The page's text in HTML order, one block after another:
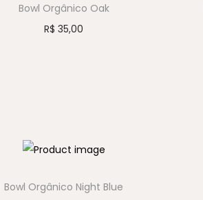
Bowl Orgânico Oak
R$ 35,00
Bowl Orgânico Night Blue